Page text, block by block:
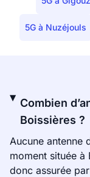
5G à Nuzéjouls
Combien
Boissières ?
Aucune antenne
moment située à
donc assurée